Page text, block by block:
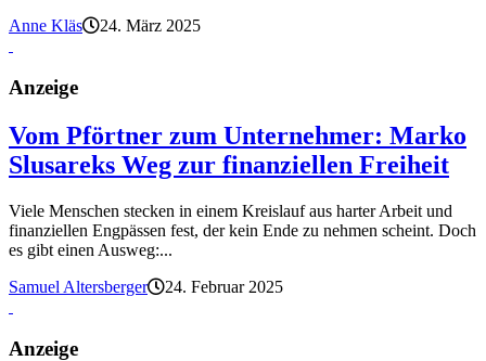
Anne Kläs
24. März 2025
Anzeige
Vom Pförtner zum Unternehmer: Marko
Slusareks Weg zur finanziellen Freiheit
Viele Menschen stecken in einem Kreislauf aus harter Arbeit und
finanziellen Engpässen fest, der kein Ende zu nehmen scheint. Doch
es gibt einen Ausweg:...
Samuel Altersberger
24. Februar 2025
Anzeige